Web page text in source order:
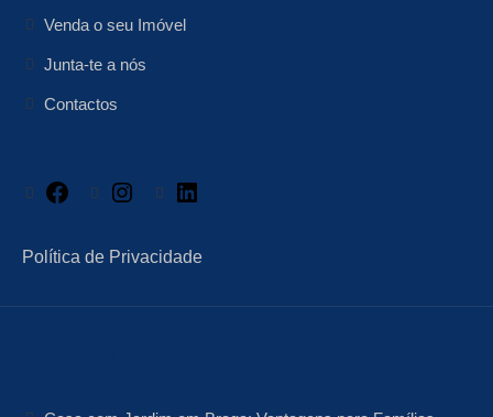
Venda o seu Imóvel
Junta-te a nós
Contactos
Facebook Instagram
Política de Privacidade